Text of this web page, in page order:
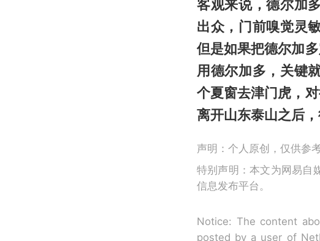
客观来说，德尔加
出众，门前嗅觉灵
但是如果把德尔加
用德尔加多，关键
个夏窗去津门虎，
离开山东泰山之后
声明：个人原创，仅供参
特别声明：本文为网易自
信息发布平台。
Notice: The content
posted by a user of